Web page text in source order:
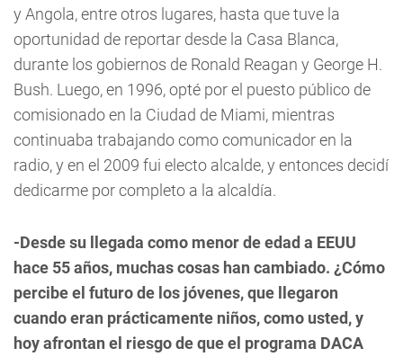
y Angola, entre otros lugares, hasta que tuve la
oportunidad de reportar desde la Casa Blanca,
durante los gobiernos de Ronald Reagan y George H.
Bush. Luego, en 1996, opté por el puesto público de
comisionado en la Ciudad de Miami, mientras
continuaba trabajando como comunicador en la
radio, y en el 2009 fui electo alcalde, y entonces decidí
dedicarme por completo a la alcaldía.
-Desde su llegada como menor de edad a EEUU
hace 55 años, muchas cosas han cambiado. ¿Cómo
percibe el futuro de los jóvenes, que llegaron
cuando eran prácticamente niños, como usted, y
hoy afrontan el riesgo de que el programa DACA